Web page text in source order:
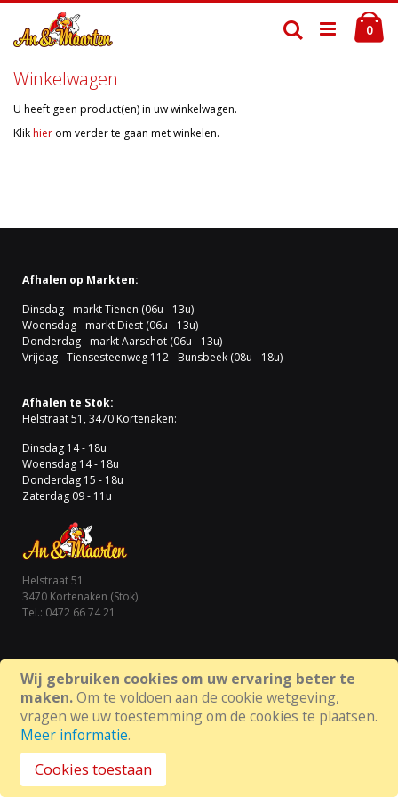
Wij gebruiken cookies om uw ervaring beter te
maken. Om te voldoen aan de cookie wetgeving,
vragen we uw toestemming om de cookies te plaatsen.
Meer informatie.
Cookies toestaan
de
inhoud
0
Zoek
Winkelwagen
U heeft geen product(en) in uw winkelwagen.
Klikhier om verder te gaan met winkelen.
Afhalen op Markten:
Dinsdag - markt Tienen (06u - 13u)
Woensdag - markt Diest (06u - 13u)
Donderdag - markt Aarschot (06u - 13u)
Vrijdag - Tiensesteenweg 112 - Bunsbeek (08u - 18u)
Afhalen te Stok:
Helstraat 51, 3470 Kortenaken:
Dinsdag 14 - 18u
Woensdag 14 - 18u
Donderdag 15 - 18u
Zaterdag 09 - 11u
Helstraat 51
3470 Kortenaken (Stok)
Tel.: 0472 66 74 21
©Copyright 2020 An & Maarten. Alle rechten voorbehouden